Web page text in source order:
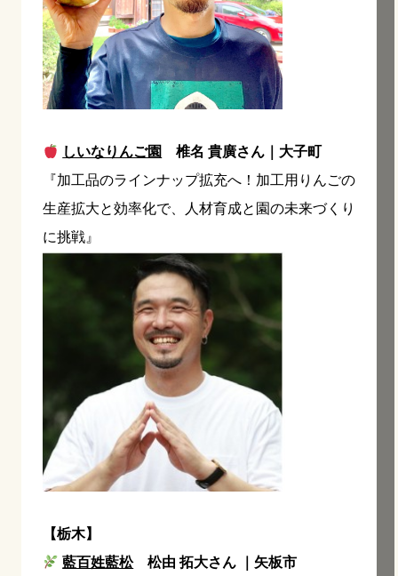
しいなりんご園
椎名 貴廣さん｜大子町
『加工品のラインナップ拡充へ！加工用りんごの
生産拡大と効率化で、人材育成と園の未来づくり
に挑戦』
【栃木】
藍百姓藍松松由 拓大さん ｜矢板市